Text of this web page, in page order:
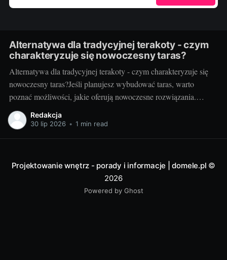
Alternatywa dla tradycyjnej terakoty - czym
charakteryzuje się nowoczesny taras?
Alternatywa dla tradycyjnej terakoty - czym charakteryzuje się
nowoczesny taras?Jeśli planujesz wybudować taras, warto
poznać możliwości, jakie oferują nowoczesne rozwiązania.
Można przecież zdecydować się na coś więcej niż tylko
tradycyjną terakotę. Ale jak wygląda nowoczesny taras i dlaczego
Redakcja
30 lip 2026 • 1 min read
Projektowanie wnętrz - porady i informacje | domele.pl ©
2026
Powered by Ghost